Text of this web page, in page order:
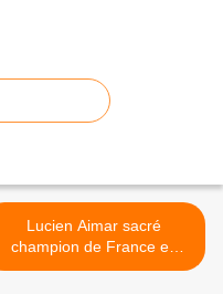
Lucien Aimar sacré
champion de France en
1968 >